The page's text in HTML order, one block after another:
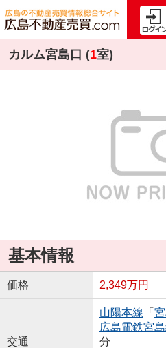
カルム宮島口 (1室)
基本情報
価格 2,349万円
交通
山陽本線 「
広島電鉄宮
分